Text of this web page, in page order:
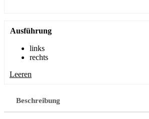
Ausführung
links
rechts
Leeren
Beschreibung